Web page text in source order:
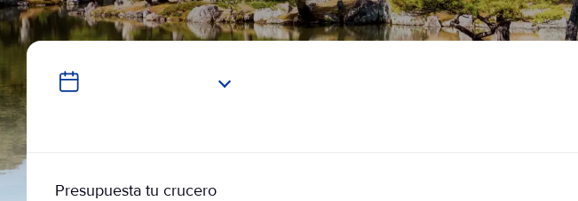
Presupuesta tu crucero